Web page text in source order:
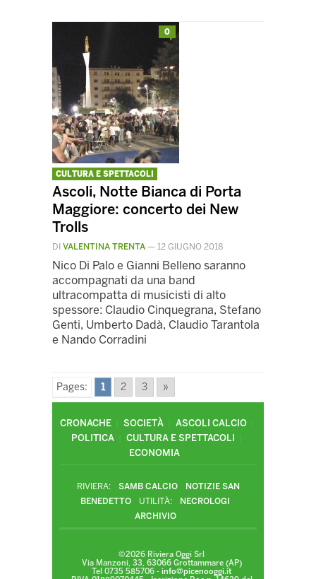
0
CULTURA E SPETTACOLI
Ascoli, Notte Bianca di Porta
Maggiore: concerto dei New
Trolls
DI VALENTINA TRENTA — 12 GIUGNO 2018
Nico Di Palo e Gianni Belleno saranno
accompagnati da una band
ultracompatta di musicisti di alto
spessore: Claudio Cinquegrana, Stefano
Genti, Umberto Dadà, Claudio Tarantola
e Nando Corradini
Pages: 1 2 3 »
CRONACHE SOCIETÀ
ASCOLI CALCIO
POLITICA
CULTURA E SPETTACOLI
ECONOMIA
RIVIERA: SAMB CALCIO
NOTIZIE SAN
BENEDETTO
UTILITÀ:
NECROLOGI
ARCHIVIO
©2026 Riviera Oggi Srl
Via Manzoni, 33, 63066 Grottammare (AP)
Tel 0735 585706 - info@picenooggi.it